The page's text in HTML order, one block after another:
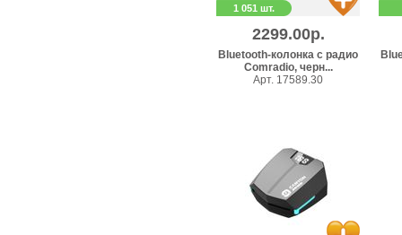
1 051 шт.
2299.00р.
Bluetooth-колонка с радио
Comradio, черн...
Арт. 17589.30